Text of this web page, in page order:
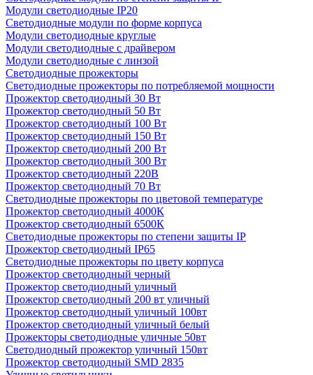
Модули светодиодные IP20
Светодиодные модули по форме корпуса
Модули светодиодные круглые
Модули светодиодные с драйвером
Модули светодиодные с линзой
Светодиодные прожекторы
Светодиодные прожекторы по потребляемой мощности
Прожектор светодиодный 30 Вт
Прожектор светодиодный 50 Вт
Прожектор светодиодный 100 Вт
Прожектор светодиодный 150 Вт
Прожектор светодиодный 200 Вт
Прожектор светодиодный 300 Вт
Прожектор светодиодный 220В
Прожектор светодиодный 70 Вт
Светодиодные прожекторы по цветовой температуре
Прожектор светодиодный 4000К
Прожектор светодиодный 6500К
Светодиодные прожекторы по степени защиты IP
Прожектор светодиодный IP65
Светодиодные прожекторы по цвету корпуса
Прожектор светодиодный черный
Прожектор светодиодный уличный
Прожектор светодиодный 200 вт уличный
Прожектор светодиодный уличный 100вт
Прожектор светодиодный уличный белый
Прожекторы светодиодные уличные 50вт
Светодиодный прожектор уличный 150вт
Прожектор светодиодный SMD 2835